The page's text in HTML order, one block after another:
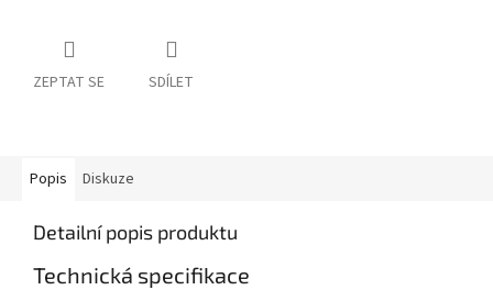
ZEPTAT SE SDÍLET
Popis Diskuze
Detailní popis produktu
Technická specifikace